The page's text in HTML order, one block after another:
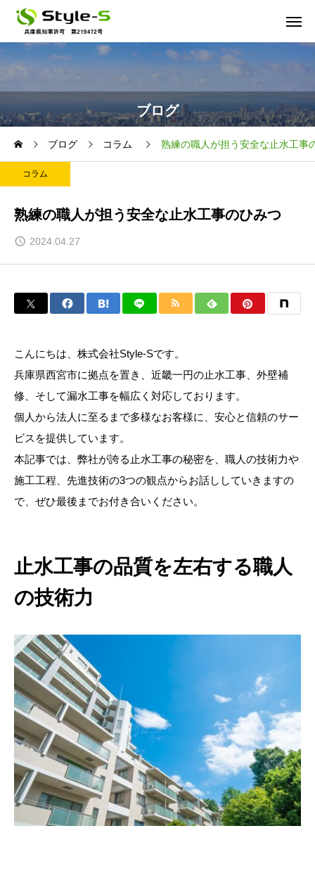
ブログ
ブログ コラム 熟練の職人が担う安全な止水工事
コラム
熟練の職人が担う安全な止水工事のひみつ
2024.04.27
こんにちは、株式会社Style-Sです。
兵庫県西宮市に拠点を置き、近畿一円の止水工事、外壁補
修、そして漏水工事を幅広く対応しております。
個人から法人に至るまで多様なお客様に、安心と信頼のサー
ビスを提供しています。
本記事では、弊社が誇る止水工事の秘密を、職人の技術力や
施工工程、先進技術の3つの観点からお話ししていきますの
で、ぜひ最後までお付き合いください。
止水工事の品質を左右する職人
の技術力